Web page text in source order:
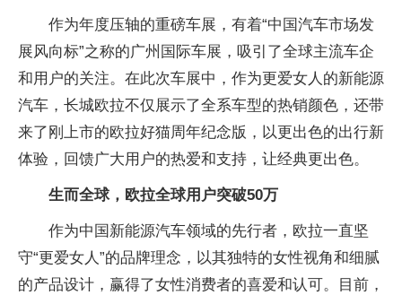
作为年度压轴的重磅车展，有着“中国汽车市场发
展风向标”之称的广州国际车展，吸引了全球主流车企
和用户的关注。在此次车展中，作为更爱女人的新能源
汽车，长城欧拉不仅展示了全系车型的热销颜色，还带
来了刚上市的欧拉好猫周年纪念版，以更出色的出行新
体验，回馈广大用户的热爱和支持，让经典更出色。
生而全球，欧拉全球用户突破50万
作为中国新能源汽车领域的先行者，欧拉一直坚
守“更爱女人”的品牌理念，以其独特的女性视角和细腻
的产品设计，赢得了女性消费者的喜爱和认可。目前，